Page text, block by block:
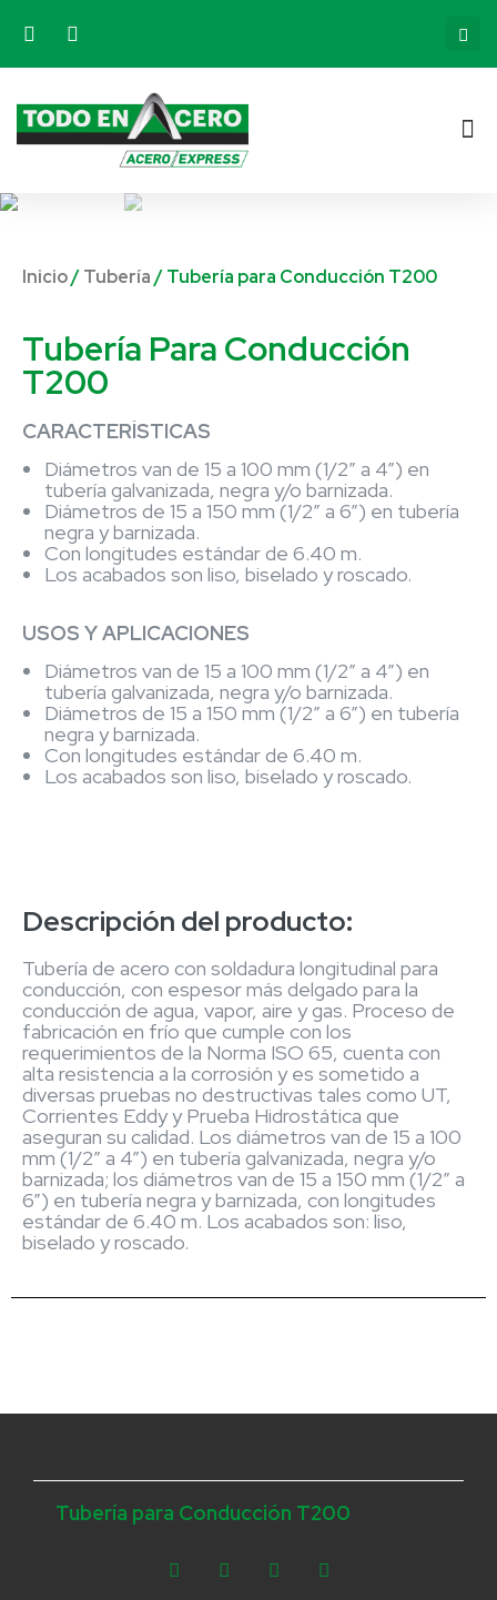
Inicio/Tubería/ Tubería para Conducción T200
Tubería Para Conducción
T200
CARACTERÍSTICAS
Diámetros van de 15 a 100 mm (1/2” a 4”) en
tubería galvanizada, negra y/o barnizada.
Diámetros de 15 a 150 mm (1/2” a 6”) en tubería
negra y barnizada.
Con longitudes estándar de 6.40 m.
Los acabados son liso, biselado y roscado.
USOS Y APLICACIONES
Diámetros van de 15 a 100 mm (1/2” a 4”) en
tubería galvanizada, negra y/o barnizada.
Diámetros de 15 a 150 mm (1/2” a 6”) en tubería
negra y barnizada.
Con longitudes estándar de 6.40 m.
Los acabados son liso, biselado y roscado.
Descripción del producto:
Tubería de acero con soldadura longitudinal para
conducción, con espesor más delgado para la
conducción de agua, vapor, aire y gas. Proceso de
fabricación en frío que cumple con los
requerimientos de la Norma ISO 65, cuenta con
alta resistencia a la corrosión y es sometido a
diversas pruebas no destructivas tales como UT,
Corrientes Eddy y Prueba Hidrostática que
aseguran su calidad. Los diámetros van de 15 a 100
mm (1/2” a 4”) en tubería galvanizada, negra y/o
barnizada; los diámetros van de 15 a 150 mm (1/2” a
6”) en tubería negra y barnizada, con longitudes
estándar de 6.40 m. Los acabados son: liso,
biselado y roscado.
Tubería para Conducción T200